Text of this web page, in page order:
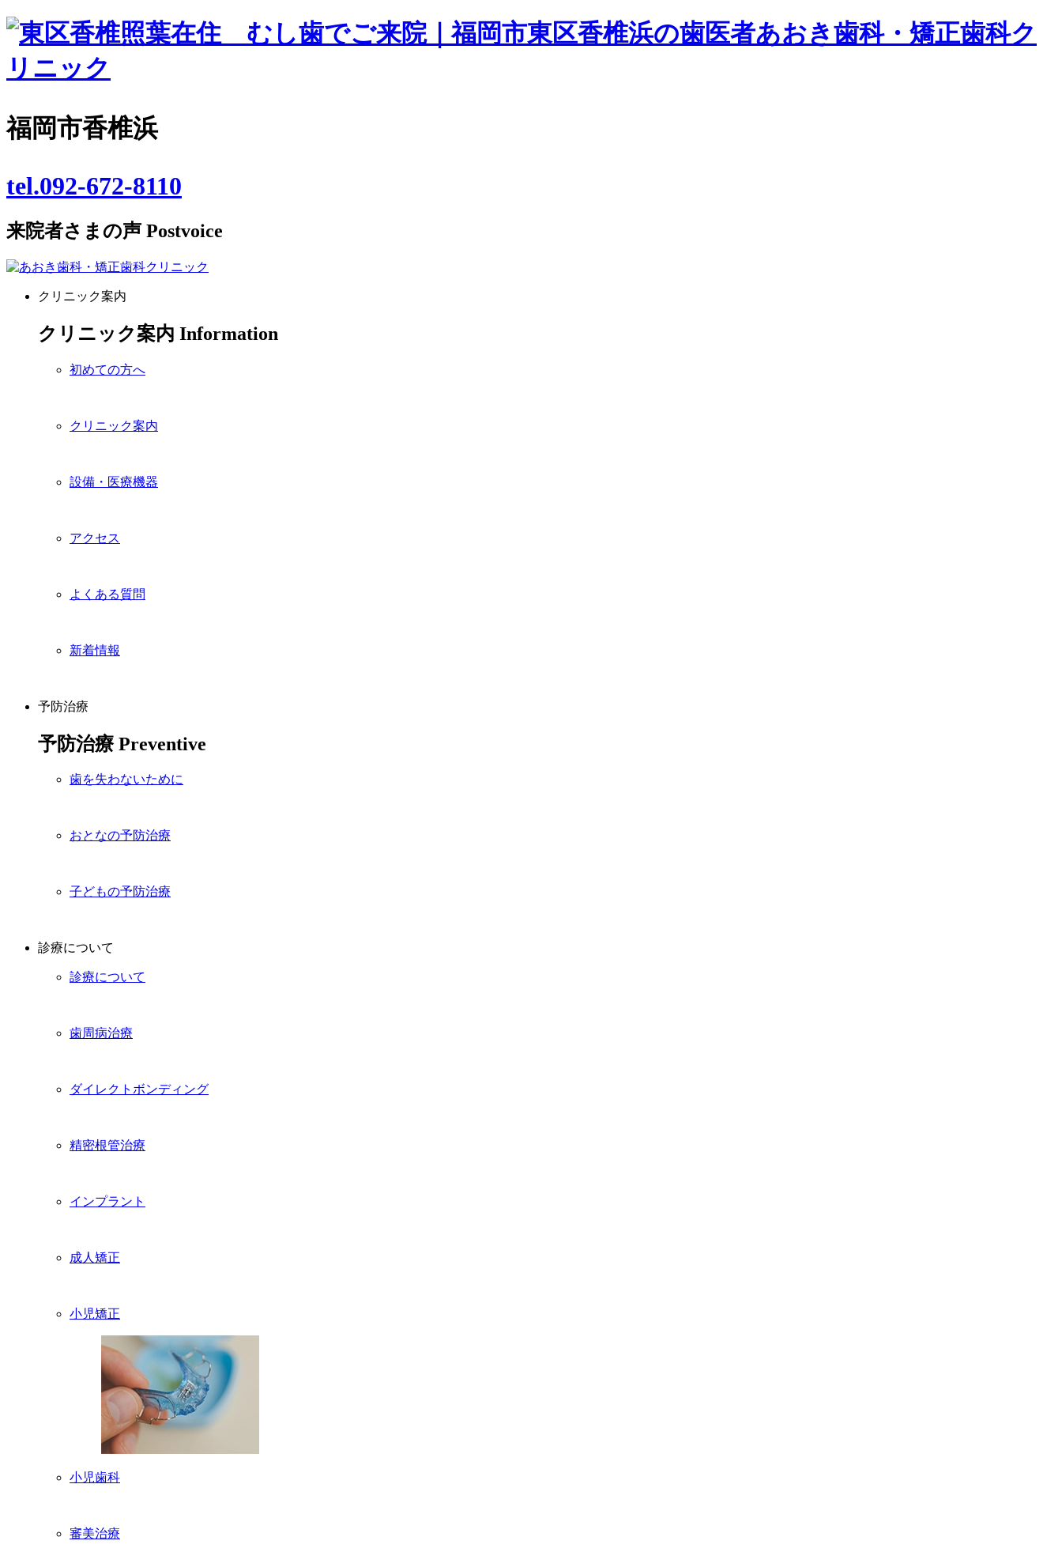
福岡市香椎浜
tel.092-672-8110
来院者さまの声 Postvoice
クリニック案内
クリニック案内 Information
初めての方へ
クリニック案内
設備・医療機器
アクセス
よくある質問
新着情報
予防治療
予防治療 Preventive
歯を失わないために
おとなの予防治療
子どもの予防治療
診療について
診療について
歯周病治療
ダイレクトボンディング
精密根管治療
インプラント
成人矯正
小児矯正
小児歯科
審美治療